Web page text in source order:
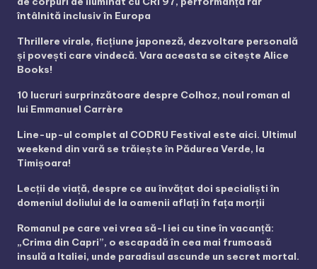
întâlnită inclusiv în Europa
Thrillere virale, ficțiune japoneză, dezvoltare personală
și povești care vindecă. Vara aceasta se citește Alice
Books!
10 lucruri surprinzătoare despre Colhoz, noul roman al
lui Emmanuel Carrère
Line-up-ul complet al CODRU Festival este aici. Ultimul
weekend din vară se trăiește în Pădurea Verde, la
Timișoara!
Lecții de viață, despre ce au învățat doi specialiști în
domeniul doliului de la oamenii aflați în fața morții
Romanul pe care vei vrea să-l iei cu tine în vacanță:
„Crima din Capri”, o escapadă în cea mai frumoasă
insulă a Italiei, unde paradisul ascunde un secret mortal.